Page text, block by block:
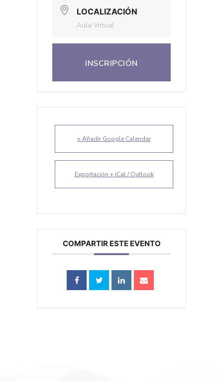
LOCALIZACIÓN
Aula Virtual
INSCRIPCIÓN
+ Añadir Google Calendar
Exportación + iCal / Outlook
COMPARTIR ESTE EVENTO